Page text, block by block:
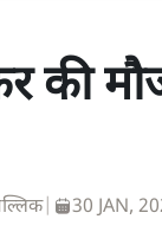
की
| 30 JAN,